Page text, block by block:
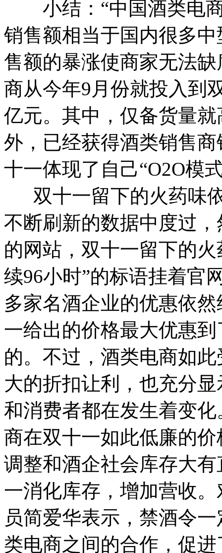
小结：“中国酒类电商
销售额相当于国内很多
售额的暴涨使商家无法
商从今年9月份就投入到
亿元。其中，仅备货量
外，已经获得酒类销售
十一体现了自己“O2O模
双十一留下的火药味
不断刷新的数据中度过
的网站，双十一留下的
续96小时”的标语挂着官
多家名酒企业的优惠依
一给出的价格最大优惠
的。不过，酒类电商如
大的折扣让利，也充分
和消费者都在发生着变
商在双十一如此低廉的
调整和酒企社会库存大
一消化库存，增加营收
员简爱华表示，禁酒令
类电商之间的合作，促